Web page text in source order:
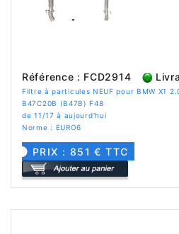
Référence : FCD2914
Filtre à particules NEUF pour BMW X1
B47C20B (B47B) F48
de 11/17 à aujourd'hui
Norme : EURO6
PRIX : 851 € TTC